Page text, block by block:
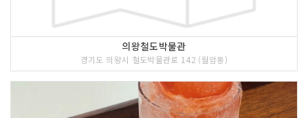
의왕철도박물관
경기도 의왕시 철도박물관로 142 (월암동)